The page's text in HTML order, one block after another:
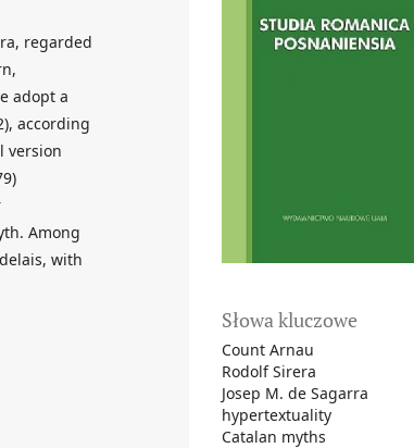
Słowa kluczowe
Count Arnau
Rodolf Sirera
Josep M. de Sagarra
hypertextuality
Catalan myths
regarded
adopt a
according
version
Among
with